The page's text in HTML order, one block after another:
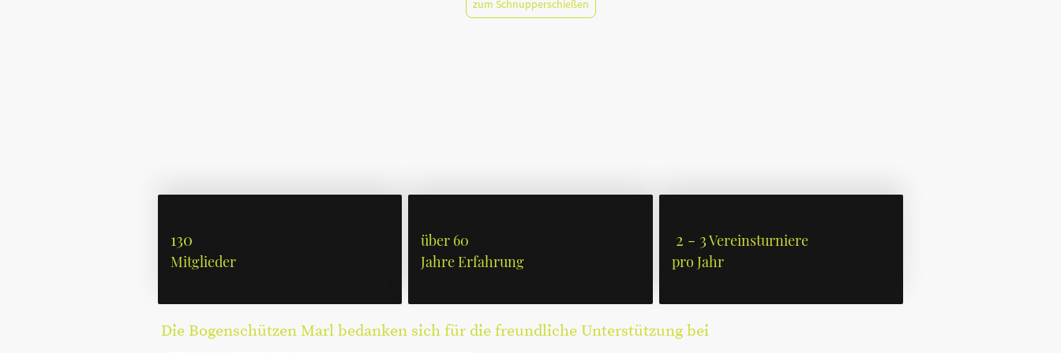
zum Schnupperschießen
130
Mitglieder
über 60
Jahre Erfahrung
2 - 3Vereinsturniere
pro Jahr
Die Bogenschützen Marl bedanken sich für die freundliche Unterstützung bei